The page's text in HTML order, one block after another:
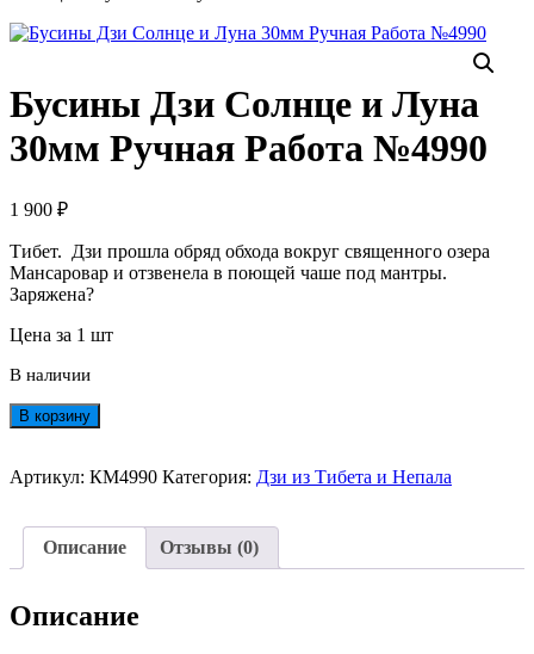
Бусины Дзи Солнце и Луна
30мм Ручная Работа №4990
1 900 ₽
Тибет. Дзи прошла обряд обхода вокруг священного озера
Мансаровар и отзвенела в поющей чаше под мантры.
Заряжена?
Цена за 1 шт
В наличии
Количество
товара
Дзи
Луна
30мм
Работа
№4990
В корзину
Артикул: КМ4990 Категория: Дзи из Тибета и Непала
Описание Отзывы (0)
Описание